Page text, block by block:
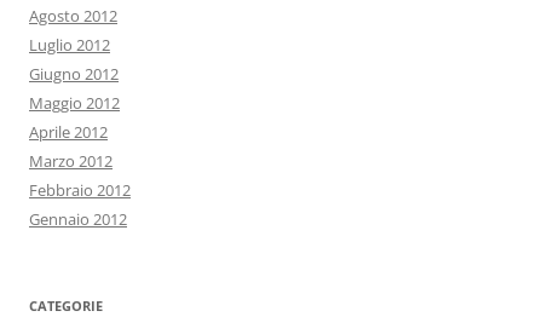
Agosto 2012
Luglio 2012
Giugno 2012
Maggio 2012
Aprile 2012
Marzo 2012
Febbraio 2012
Gennaio 2012
CATEGORIE